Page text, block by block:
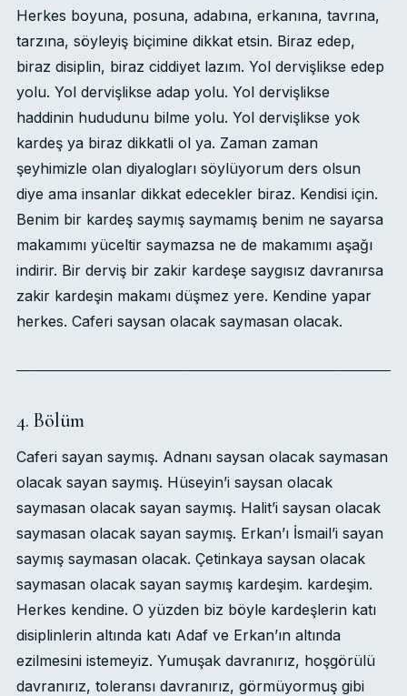
Herkes boyuna, posuna, adabına, erkanına, tavrına,
tarzına, söyleyiş biçimine dikkat etsin. Biraz edep,
biraz disiplin, biraz ciddiyet lazım. Yol dervişlikse edep
yolu. Yol dervişlikse adap yolu. Yol dervişlikse
haddinin hududunu bilme yolu. Yol dervişlikse yok
kardeş ya biraz dikkatli ol ya. Zaman zaman
şeyhimizle olan diyalogları söylüyorum ders olsun
diye ama insanlar dikkat edecekler biraz. Kendisi için.
Benim bir kardeş saymış saymamış benim ne sayarsa
makamımı yüceltir saymazsa ne de makamımı aşağı
indirir. Bir derviş bir zakir kardeşe saygısız davranırsa
zakir kardeşin makamı düşmez yere. Kendine yapar
herkes. Caferi saysan olacak saymasan olacak.
4. Bölüm
Caferi sayan saymış. Adnanı saysan olacak saymasan
olacak sayan saymış. Hüseyin’i saysan olacak
saymasan olacak sayan saymış. Halit’i saysan olacak
saymasan olacak sayan saymış. Erkan’ı İsmail’i sayan
saymış saymasan olacak. Çetinkaya saysan olacak
saymasan olacak sayan saymış kardeşim. kardeşim.
Herkes kendine. O yüzden biz böyle kardeşlerin katı
disiplinlerin altında katı Adaf ve Erkan’ın altında
ezilmesini istemeyiz. Yumuşak davranırız, hoşgörülü
davranırız, toleransı davranırız, görmüyormuş gibi